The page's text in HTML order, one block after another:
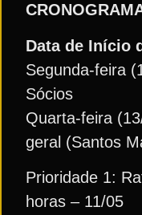
Data de Início
Segunda-feira
Sócios
Quarta-feira
geral (Santos
Prioridade 1:
horas – 11/05